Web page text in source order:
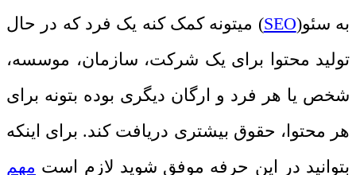
به سئو(SEO) میتونه کمک کنه یک فرد که در حال
تولید محتوا برای یک شرکت، سازمان، موسسه،
شخص یا هر فرد و ارگان دیگری بوده بتونه برای
هر محتوا، حقوق بیشتری دریافت کند. برای اینکه
بتوانید در این حرفه موفق شوید لازم است مهم